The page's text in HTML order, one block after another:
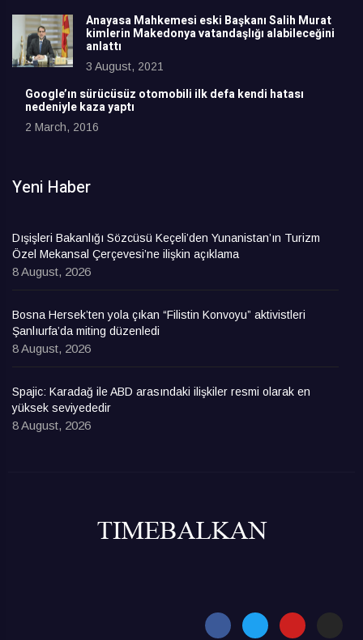
Anayasa Mahkemesi eski Başkanı Salih Murat
kimlerin Makedonya vatandaşlığı alabileceğini
anlattı
3 August, 2021
Google’ın sürücüsüz otomobili ilk defa kendi hatası
nedeniyle kaza yaptı
2 March, 2016
Yeni Haber
Dışişleri Bakanlığı Sözcüsü Keçeli’den Yunanistan’ın Turizm
Özel Mekansal Çerçevesi’ne ilişkin açıklama
8 August, 2026
Bosna Hersek’ten yola çıkan “Filistin Konvoyu” aktivistleri
Şanlıurfa’da miting düzenledi
8 August, 2026
Spajic: Karadağ ile ABD arasındaki ilişkiler resmi olarak en
yüksek seviyededir
8 August, 2026